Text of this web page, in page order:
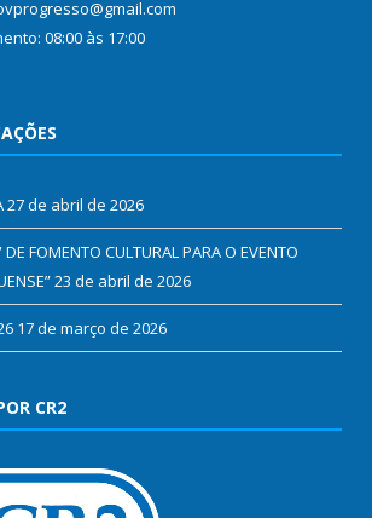
08:00 às 17:00
27 de abril de 2026
DE FOMENTO CULTURAL PARA O EVENTO
23 de abril de 2026
17 de março de 2026
CR2